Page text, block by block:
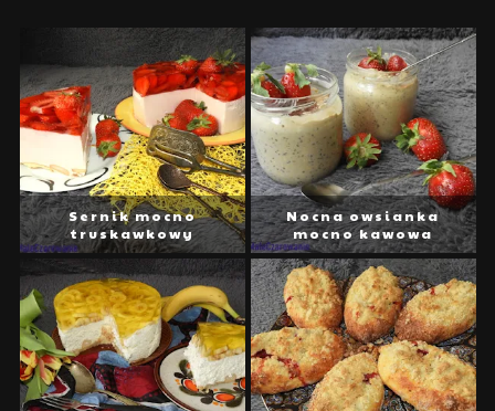
Sernik mocno
truskawkowy
Nocna owsianka
mocno kawowa